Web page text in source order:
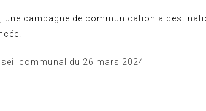
une campagne de communication a
communal du 26 mars 2024